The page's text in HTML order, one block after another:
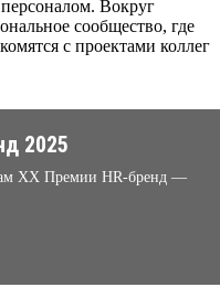
Вокруг
сообщество, где
с проектами коллег
2025
XX Премии HR-бренд —